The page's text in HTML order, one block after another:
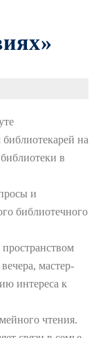
на
в
и
библиотечного
мастер-
интереса к
чтения.